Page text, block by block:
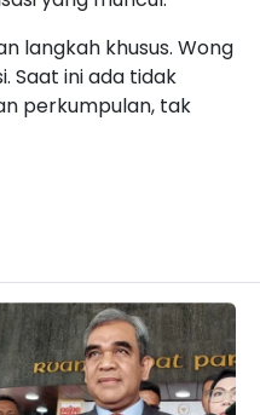
langkah khusus. Wong
Saat ini ada tidak
perkumpulan, tak